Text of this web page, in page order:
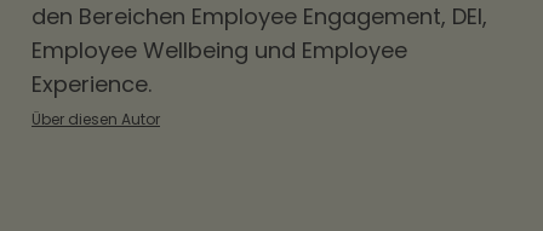
den Bereichen Employee Engagement, DEI,
Employee Wellbeing und Employee
Experience.
Über diesen Autor